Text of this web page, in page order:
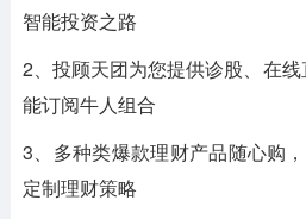
智能投资之路
2、投顾天团为您提供诊股、在
能订阅牛人组合
3、多种类爆款理财产品随心购
定制理财策略